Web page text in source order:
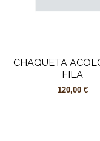
CHAQUETA
FILA
120,00 €